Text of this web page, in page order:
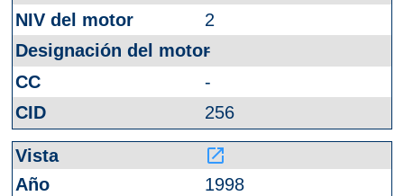
2
-
-
256
launch
1998